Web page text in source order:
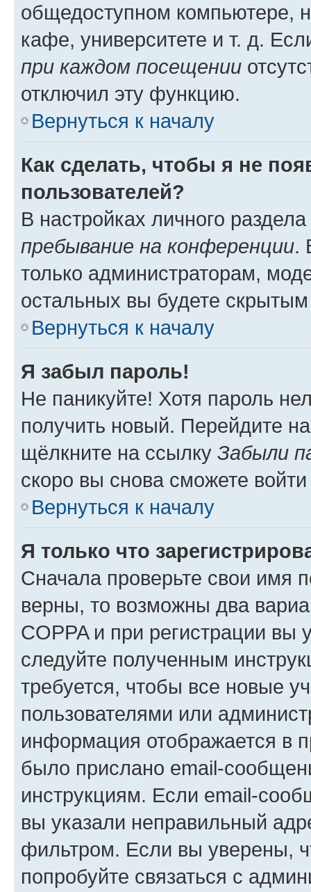
общедоступном компьютере,
кафе, университете и т. д.
при каждом посещении
отключил эту функцию.
Вернуться к началу
Как сделать, чтобы я не
пользователей?
В настройках личного
пребывание на конференции.
только администраторам,
остальных вы будете
Вернуться к началу
Я забыл пароль!
Не паникуйте! Хотя пароль
получить новый. Перейдите
щёлкните на ссылку Забыли
скоро вы снова сможете
Вернуться к началу
Я только что
Сначала проверьте свои имя
верны, то возможны два
COPPA и при регистрации вы
следуйте полученным
требуется, чтобы все новые
пользователями или
информация отображается в
было прислано email-
инструкциям. Если email-
вы указали неправильный
фильтром. Если вы уверены,
попробуйте связаться с